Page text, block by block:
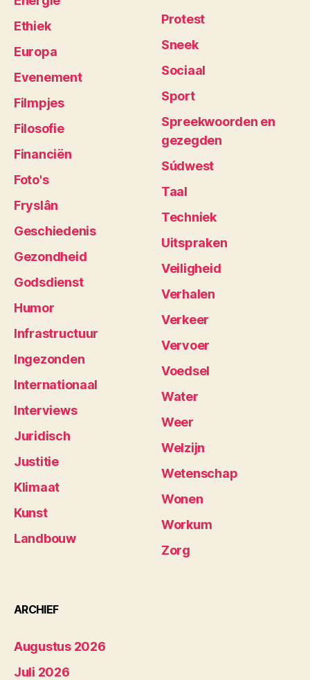
Ethiek
Europa
Evenement
Filmpjes
Filosofie
Financiën
Foto's
Fryslân
Geschiedenis
Gezondheid
Godsdienst
Humor
Infrastructuur
Ingezonden
Internationaal
Interviews
Juridisch
Justitie
Klimaat
Kunst
Landbouw
Protest
Sneek
Sociaal
Sport
Spreekwoorden en
gezegden
Súdwest
Taal
Techniek
Uitspraken
Veiligheid
Verhalen
Verkeer
Vervoer
Voedsel
Water
Weer
Welzijn
Wetenschap
Wonen
Workum
Zorg
ARCHIEF
Augustus 2026
Juli 2026